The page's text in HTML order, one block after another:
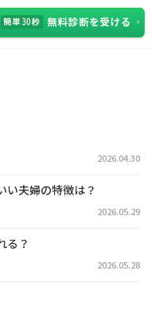
2026.04.30
い夫婦の特徴は？
2026.05.29
る？
2026.05.28